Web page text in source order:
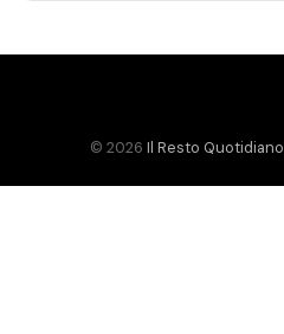
© 2026 Il Resto Quotidiano